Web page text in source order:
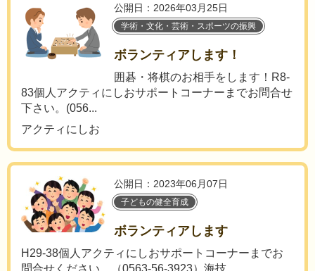
公開日：2026年03月25日
学術・文化・芸術・スポーツの振興
ボランティアします！
囲碁・将棋のお相手をします！R8-
83個人アクティにしおサポートコーナーまでお問合せ
下さい。(056...
アクティにしお
公開日：2023年06月07日
子どもの健全育成
ボランティアします
H29-38個人アクティにしおサポートコーナーまでお
問合せください。（0563-56-3923）海技...